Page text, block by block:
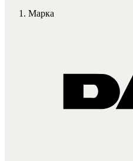
Марка